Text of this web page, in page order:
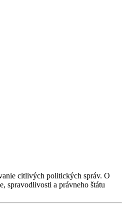
citlivých politických správ. O
spravodlivosti a právneho štátu